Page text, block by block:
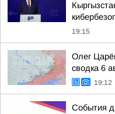
19:15
Олег
сводка 6
19:12
События